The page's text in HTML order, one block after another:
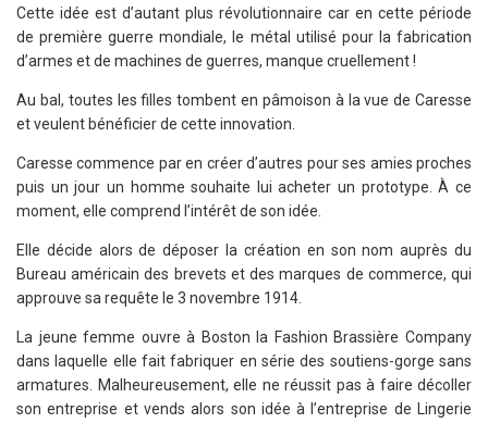
Cette idée est d’autant plus révolutionnaire car en cette période
de première guerre mondiale, le métal utilisé pour la fabrication
d’armes et de machines de guerres, manque cruellement !
Au bal, toutes les filles tombent en pâmoison à la vue de Caresse
et veulent bénéficier de cette innovation.
Caresse commence par en créer d’autres pour ses amies proches
puis un jour un homme souhaite lui acheter un prototype. À ce
moment, elle comprend l’intérêt de son idée.
Elle décide alors de déposer la création en son nom auprès du
Bureau américain des brevets et des marques de commerce, qui
approuve sa requête le 3 novembre 1914.
La jeune femme ouvre à Boston la Fashion Brassière Company
dans laquelle elle fait fabriquer en série des soutiens-gorge sans
armatures. Malheureusement, elle ne réussit pas à faire décoller
son entreprise et vends alors son idée à l’entreprise de Lingerie